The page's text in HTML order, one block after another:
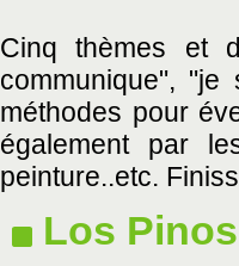
Cinq thèmes et
communique", "je
méthodes pour
également par
peinture..etc.
Los Pinos